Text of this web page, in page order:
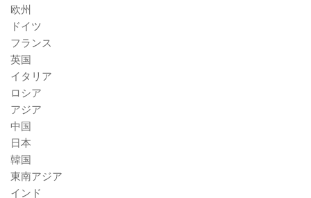
欧州
ドイツ
フランス
英国
イタリア
ロシア
アジア
中国
日本
韓国
東南アジア
インド